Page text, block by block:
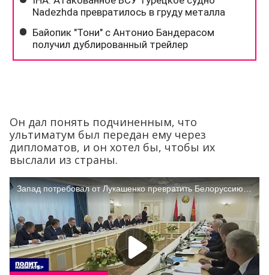
Он дал понять подчиненным, что
ультиматум был передан ему через
дипломатов, и он хотел бы, чтобы их
выслали из страны.